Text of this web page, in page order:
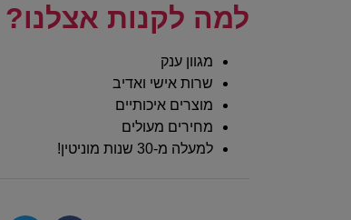
למה לקנות אצלנו?
מגוון ענק
שרות אישי ואדיב
מוצרים איכותיים
מחירים מעולים
למעלה מ-30 שנות מוניטין!